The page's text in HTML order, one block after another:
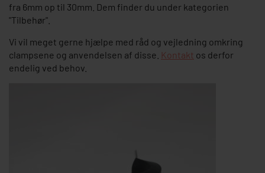
fra 6mm op til 30mm. Dem finder du under kategorien
"Tilbehør".
Vi vil meget gerne hjælpe med råd og vejledning omkring
clampsene og anvendelsen af disse. Kontakt os derfor
endelig ved behov.